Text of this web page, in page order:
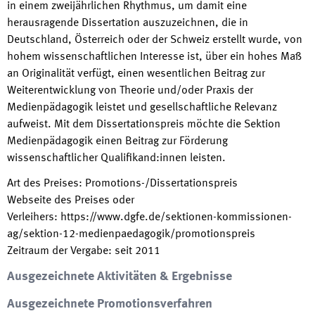
in einem zweijährlichen Rhythmus, um damit eine
herausragende Dissertation auszuzeichnen, die in
Deutschland, Österreich oder der Schweiz erstellt wurde, von
hohem wissenschaftlichen Interesse ist, über ein hohes Maß
an Originalität verfügt, einen wesentlichen Beitrag zur
Weiterentwicklung von Theorie und/oder Praxis der
Medienpädagogik leistet und gesellschaftliche Relevanz
aufweist. Mit dem Dissertationspreis möchte die Sektion
Medienpädagogik einen Beitrag zur Förderung
wissenschaftlicher Qualifikand:innen leisten.
Art des Preises: Promotions-/Dissertationspreis
Webseite des Preises oder
Verleihers: https://www.dgfe.de/sektionen-kommissionen-
ag/sektion-12-medienpaedagogik/promotionspreis
Zeitraum der Vergabe: seit 2011
Ausgezeichnete Aktivitäten & Ergebnisse
Ausgezeichnete Promotionsverfahren